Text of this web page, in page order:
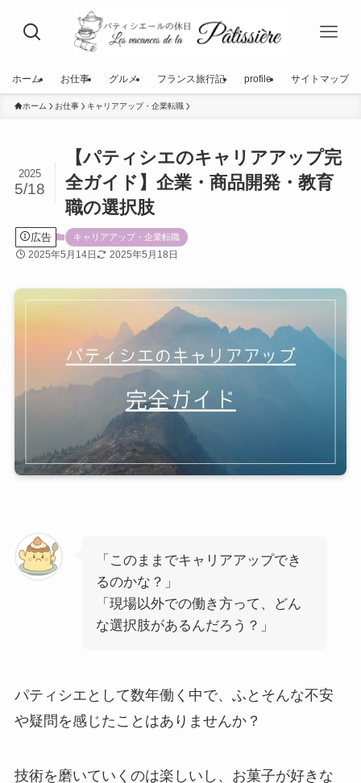
ホーム お仕事 グルメ フランス旅行記 profile サイトマップ
ホーム お仕事 キャリアアップ・企業転職
【パティシエのキャリアアップ完
全ガイド】企業・商品開発・教育
職の選択肢
2025
5/18
広告 キャリアアップ・企業転職
2025年5月14日 2025年5月18日
「このままでキャリアアップでき
るのかな？」
「現場以外での働き方って、どん
な選択肢があるんだろう？」
パティシエとして数年働く中で、ふとそんな不安
や疑問を感じたことはありませんか？
技術を磨いていくのは楽しいし、お菓子が好きな